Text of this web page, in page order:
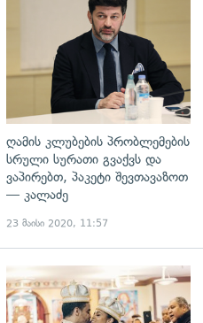
ღამის კლუბების პრობლემების
სრული სურათი გვაქვს და
ვაპირებთ, პაკეტი შევთავაზოთ
— კალაძე
23 მაისი 2020, 11:57